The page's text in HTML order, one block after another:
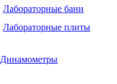
Лабораторные бани
Лабораторные плиты
Динамометры